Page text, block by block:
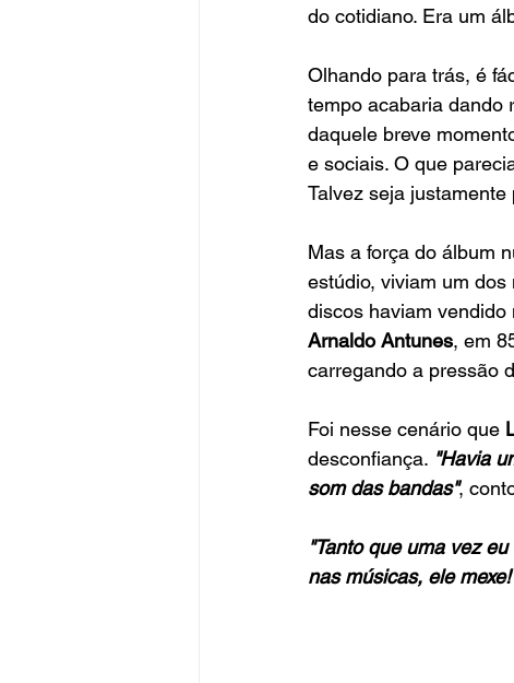
do cotidiano. Era um
Olhando para trás, é
tempo acabaria dando
daquele breve
e sociais. O que
Talvez seja justamente
Mas a força do álbum
estúdio, viviam um
discos haviam
Arnaldo Antunes, em
carregando a pressão
Foi nesse cenário que
desconfiança. "Havia
som das bandas",
"Tanto que uma vez
nas músicas, ele